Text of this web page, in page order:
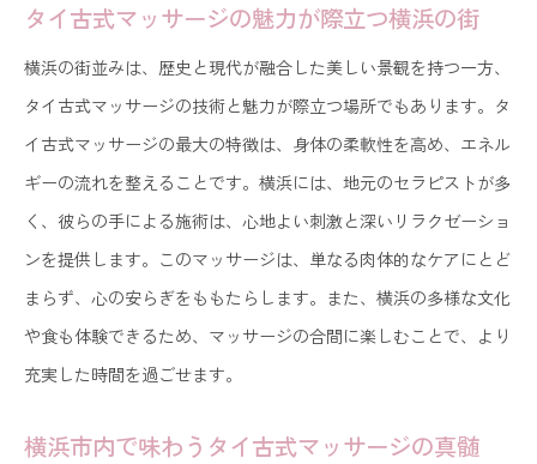
タイ古式マッサージの魅力が際立つ横浜の街
横浜の街並みは、歴史と現代が融合した美しい景観を持つ一方、
タイ古式マッサージの技術と魅力が際立つ場所でもあります。タ
イ古式マッサージの最大の特徴は、身体の柔軟性を高め、エネル
ギーの流れを整えることです。横浜には、地元のセラピストが多
く、彼らの手による施術は、心地よい刺激と深いリラクゼーショ
ンを提供します。このマッサージは、単なる肉体的なケアにとど
まらず、心の安らぎをももたらします。また、横浜の多様な文化
や食も体験できるため、マッサージの合間に楽しむことで、より
充実した時間を過ごせます。
横浜市内で味わうタイ古式マッサージの真髄